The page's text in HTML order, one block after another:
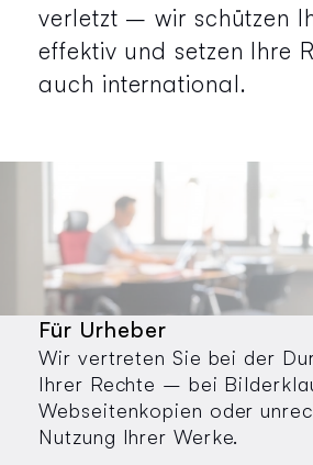
verletzt – wir schützen
effektiv und setzen Ihre
auch international.
Für Urheber
Wir vertreten Sie bei der
Ihrer Rechte – bei
Webseitenkopien oder
Nutzung Ihrer Werke.